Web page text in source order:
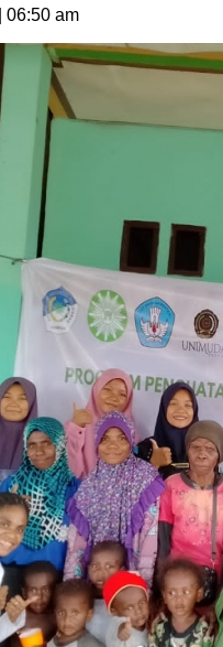
06:50 am